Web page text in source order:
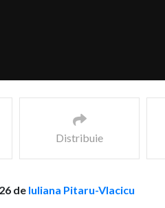
Distribuie
de Iuliana Pitaru-Vlacicu